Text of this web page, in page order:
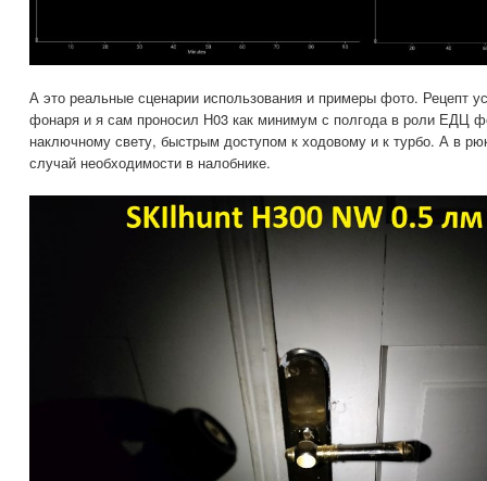
А это реальные сценарии использования и примеры фото. Рецепт
фонаря и я сам проносил Н03 как минимум с полгода в роли ЕДЦ
наключному свету, быстрым доступом к ходовому и к турбо. А в
случай необходимости в налобнике.